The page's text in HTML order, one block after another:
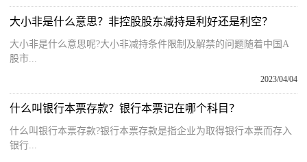
大小非是什么意思？非控股股东减持是利好还是利空？
大小非是什么意思呢?大小非减持条件限制及解禁的问题随着中国A
股市...
2023/04/04
什么叫银行本票存款？银行本票记在哪个科目？
什么叫银行本票存款?银行本票存款是指企业为取得银行本票而存入
银行...